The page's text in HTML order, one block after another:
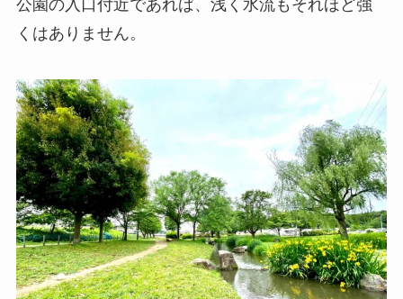
公園の入口付近であれば、浅く水流もそれほど強
くはありません。